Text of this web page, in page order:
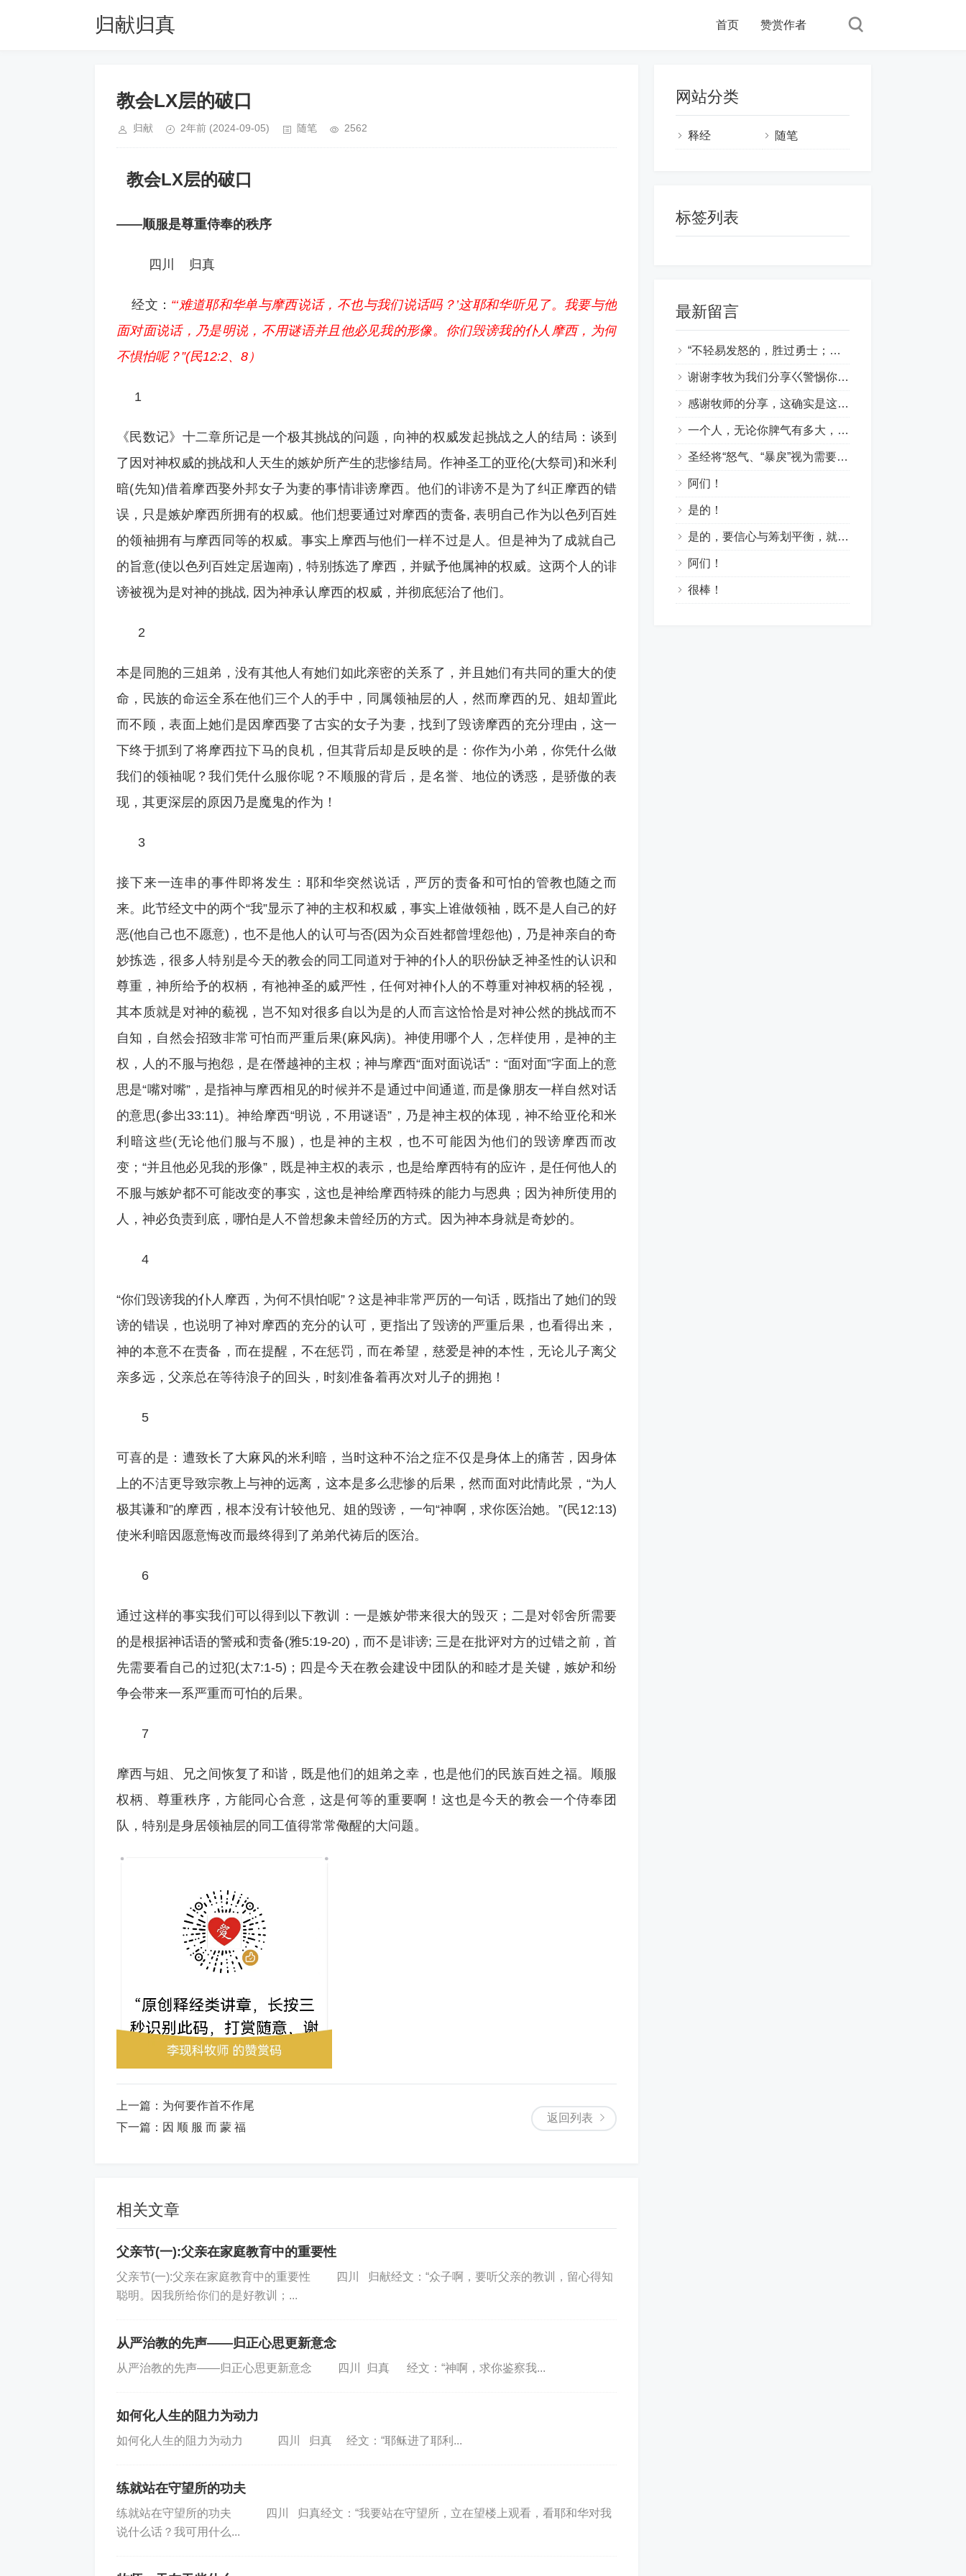
归献归真 首页 赞赏作者
教会LX层的破口
归献 2年前 (2024-09-05) 随笔 2562
教会LX层的破口
——顺服是尊重侍奉的秩序
四川 归真
经文： “‘难道耶和华单与摩西说话，不也与我们说话吗？’这耶和华听见了。我要与他
面对面说话，乃是明说，不用谜语并且他必见我的形像。你们毁谤我的仆人摩西，为何
不惧怕呢？”(民12:2、8）
1
《民数记》十二章所记是一个极其挑战的问题，向神的权威发起挑战之人的结局：谈到
了因对神权威的挑战和人天生的嫉妒所产生的悲惨结局。作神圣工的亚伦(大祭司)和米利
暗(先知)借着摩西娶外邦女子为妻的事情诽谤摩西。他们的诽谤不是为了纠正摩西的错
误，只是嫉妒摩西所拥有的权威。他们想要通过对摩西的责备, 表明自己作为以色列百姓
的领袖拥有与摩西同等的权威。事实上摩西与他们一样不过是人。但是神为了成就自己
的旨意(使以色列百姓定居迦南)，特别拣选了摩西，并赋予他属神的权威。这两个人的诽
谤被视为是对神的挑战, 因为神承认摩西的权威，并彻底惩治了他们。
2
本是同胞的三姐弟，没有其他人有她们如此亲密的关系了，并且她们有共同的重大的使
命，民族的命运全系在他们三个人的手中，同属领袖层的人，然而摩西的兄、姐却置此
而不顾，表面上她们是因摩西娶了古实的女子为妻，找到了毁谤摩西的充分理由，这一
下终于抓到了将摩西拉下马的良机，但其背后却是反映的是：你作为小弟，你凭什么做
我们的领袖呢？我们凭什么服你呢？不顺服的背后，是名誉、地位的诱惑，是骄傲的表
现，其更深层的原因乃是魔鬼的作为！
3
接下来一连串的事件即将发生：耶和华突然说话，严厉的责备和可怕的管教也随之而
来。此节经文中的两个“我”显示了神的主权和权威，事实上谁做领袖，既不是人自己的好
恶(他自己也不愿意)，也不是他人的认可与否(因为众百姓都曾埋怨他)，乃是神亲自的奇
妙拣选，很多人特别是今天的教会的同工同道对于神的仆人的职份缺乏神圣性的认识和
尊重，神所给予的权柄，有祂神圣的威严性，任何对神仆人的不尊重对神权柄的轻视，
其本质就是对神的藐视，岂不知对很多自以为是的人而言这恰恰是对神公然的挑战而不
自知，自然会招致非常可怕而严重后果(麻风病)。神使用哪个人，怎样使用，是神的主
权，人的不服与抱怨，是在僭越神的主权；神与摩西“面对面说话”：“面对面”字面上的意
思是“嘴对嘴”，是指神与摩西相见的时候并不是通过中间通道, 而是像朋友一样自然对话
的意思(参出33:11)。神给摩西“明说，不用谜语”，乃是神主权的体现，神不给亚伦和米
利暗这些(无论他们服与不服)，也是神的主权，也不可能因为他们的毁谤摩西而改
变；“并且他必见我的形像”，既是神主权的表示，也是给摩西特有的应许，是任何他人的
不服与嫉妒都不可能改变的事实，这也是神给摩西特殊的能力与恩典；因为神所使用的
人，神必负责到底，哪怕是人不曾想象未曾经历的方式。因为神本身就是奇妙的。
4
“你们毁谤我的仆人摩西，为何不惧怕呢”？这是神非常严厉的一句话，既指出了她们的毁
谤的错误，也说明了神对摩西的充分的认可，更指出了毁谤的严重后果，也看得出来，
神的本意不在责备，而在提醒，不在惩罚，而在希望，慈爱是神的本性，无论儿子离父
亲多远，父亲总在等待浪子的回头，时刻准备着再次对儿子的拥抱！
5
可喜的是：遭致长了大麻风的米利暗，当时这种不治之症不仅是身体上的痛苦，因身体
上的不洁更导致宗教上与神的远离，这本是多么悲惨的后果，然而面对此情此景，“为人
极其谦和”的摩西，根本没有计较他兄、姐的毁谤，一句“神啊，求你医治她。”(民12:13)
使米利暗因愿意悔改而最终得到了弟弟代祷后的医治。
6
通过这样的事实我们可以得到以下教训：一是嫉妒带来很大的毁灭；二是对邻舍所需要
的是根据神话语的警戒和责备(雅5:19-20)，而不是诽谤; 三是在批评对方的过错之前，首
先需要看自己的过犯(太7:1-5)；四是今天在教会建设中团队的和睦才是关键，嫉妒和纷
争会带来一系严重而可怕的后果。
7
摩西与姐、兄之间恢复了和谐，既是他们的姐弟之幸，也是他们的民族百姓之福。顺服
权柄、尊重秩序，方能同心合意，这是何等的重要啊！这也是今天的教会一个侍奉团
队，特别是身居领袖层的同工值得常常儆醒的大问题。
返回列表
上一篇： 为何要作首不作尾
下一篇： 因 顺 服 而 蒙 福
相关文章
父亲节(一):父亲在家庭教育中的重要性
父亲节(一):父亲在家庭教育中的重要性 四川 归献经文：“众子啊，要听父亲的教训，留心得知
聪明。因我所给你们的是好教训；...
从严治教的先声——归正心思更新意念
从严治教的先声——归正心思更新意念 四川 归真 经文：“神啊，求你鉴察我...
如何化人生的阻力为动力
如何化人生的阻力为动力 四川 归真 经文：“耶稣进了耶利...
练就站在守望所的功夫
练就站在守望所的功夫 四川 归真经文：“我要站在守望所，立在望楼上观看，看耶和华对我
说什么话？我可用什么...
网站分类
释经 随笔
标签列表
最新留言
“不轻易发怒的，胜过勇士；治服己心的，强如取城”！感谢主的教导！阿们！
谢谢李牧为我们分享巜警惕你的怒气与戾气》！这是一篇好文！是提醒和警戒我们发生问题要控制自已的情绪。克制负面情绪。要快快听，慢慢说，因戾气不能成就神的义。怒气会导致罪恶和灵魂的亏损！因此，当我们心里烦躁时要安静沉淀，管控自己的情绪，管住口舌，不要让坏情绪掌控言语与行为。要以温和的言语回答问题！愿神帮助我们！
感谢牧师的分享，这确实是这个世代非常扎心且及时的信息。结合这两处经文，很深的触动到我……1. “快”与“慢”的智慧（雅1:19）：圣灵提醒我们要“快快的听”（倾听神的声音与他人的苦衷），“慢慢的说”（克制口舌），“慢慢的动怒”。因为人的怒气并不能成就神的义。很多时候，我们发怒不是因为“公义”，而是因为“自我”受到了冒犯。2. “柔和的舌头”是解药（箴15:1）：暴戾会点燃战火，唯有柔和能化解危机。面对这个充满挑唆和压力的环境，我们无法靠“忍”来消灭怒气，唯有靠着圣灵结出“节制”的果子——在情绪上头的那几秒里，转向神，把审判权交给祂。求主帮助我们，不把“发脾气”当作“真性情”，而是靠主做情绪的好管家。愿我们口中的言语、心里的意念，在祂面前蒙悦纳，也能成为身边人的祝福。阿们！????
一个人，无论你脾气有多大，戾气有多猛，并不表明你有多能，只能说你有多狂和无知与无德！
圣经将“怒气、“暴戾”视为需要克制的负面情感，提倡通过忍耐、宽恕和依靠神来管理怒气和戾气，从而避免因失控的愤怒带来罪恶和破坏。愿神帮助我们，管理好我们的情绪，去更好地荣神益人。阿们！
阿们！
是的！
是的，要信心与筹划平衡，就要住在主里面。靠主帮助我们两者得与平衡因此在主里面得与丰富！愿主纪念李牧师的辛劳！
阿们！
很棒！